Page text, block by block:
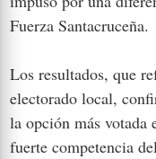
Fuerza Santacruceña.
Los resultados, que
electorado local,
la opción más votada
fuerte competencia